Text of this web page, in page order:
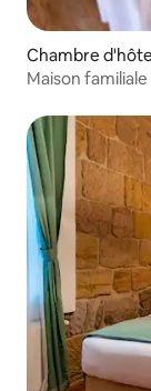
Chambre
Maison